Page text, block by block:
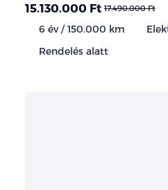
15.130.000 Ft 17.490.000 Ft
6 év / 150.000 km
Rendelés alatt